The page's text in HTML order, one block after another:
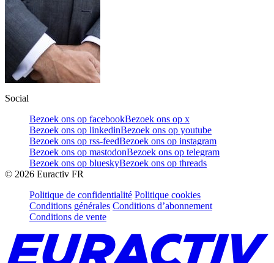
Social
Bezoek ons op facebookBezoek ons op x
Bezoek ons op linkedinBezoek ons op youtube
Bezoek ons op rss-feedBezoek ons op instagram
Bezoek ons op mastodonBezoek ons op telegram
Bezoek ons op blueskyBezoek ons op threads
© 2026 Euractiv FR
Politique de confidentialité Politique cookies
Conditions générales Conditions d’abonnement
Conditions de vente